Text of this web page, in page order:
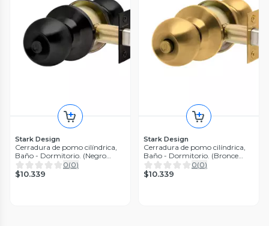
Stark Design
Cerradura de pomo cilíndrica,
Baño - Dormitorio. (Negro
mate)
0(0)
$10.339
Stark Design
Cerradura de pomo cilíndrica,
Baño - Dormitorio. (Bronce
pulido)
0(0)
$10.339